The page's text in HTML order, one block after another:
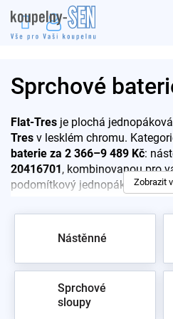
na
obsah
Sprchové
Flat-Tres je plochá
Tres v lesklém chromu.
baterie za 2 366–9 489 Kč:
20416701, kombinovanou pro
podomítkový jednopákový
Pro rychlý výběr:
20416701 –
přepínačem)
20418002 –
Zobrazit
Nástěnné
Sprchové
sloupy